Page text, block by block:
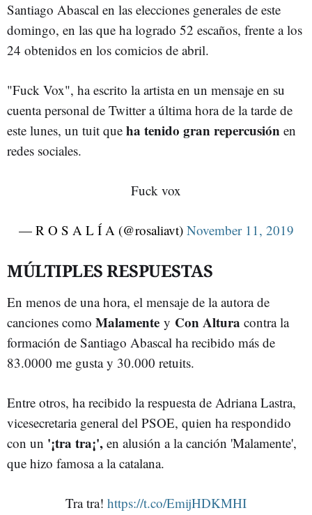
Santiago Abascal en las elecciones generales de este
domingo, en las que ha logrado 52 escaños, frente a los
24 obtenidos en los comicios de abril.
"Fuck Vox", ha escrito la artista en un mensaje en su
cuenta personal de Twitter a última hora de la tarde de
este lunes, un tuit que ha tenido gran repercusión en
redes sociales.
Fuck vox
— R O S A L Í A (@rosaliavt) November 11, 2019
MÚLTIPLES RESPUESTAS
En menos de una hora, el mensaje de la autora de
canciones como Malamente y Con Altura contra la
formación de Santiago Abascal ha recibido más de
83.0000 me gusta y 30.000 retuits.
Entre otros, ha recibido la respuesta de Adriana Lastra,
vicesecretaria general del PSOE, quien ha respondido
con un '¡tra tra¡', en alusión a la canción 'Malamente',
que hizo famosa a la catalana.
Tra tra! https://t.co/EmijHDKMHI